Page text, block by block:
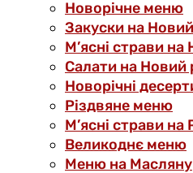
Новорічне меню
Закуски на Новий
М’ясні страви на
Салати на Новий
Новорічні
Різдвяне меню
М’ясні страви на
Великоднє меню
Меню на Масляну